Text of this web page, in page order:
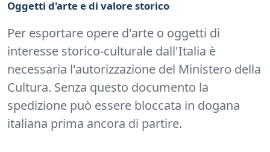
Oggetti d'arte e di valore storico
Per esportare opere d'arte o oggetti di
interesse storico-culturale dall'Italia è
necessaria l'autorizzazione del Ministero della
Cultura. Senza questo documento la
spedizione può essere bloccata in dogana
italiana prima ancora di partire.